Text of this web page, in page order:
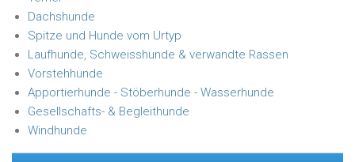
Dachshunde
Spitze und Hunde vom Urtyp
Laufhunde, Schweisshunde & verwandte Rassen
Vorstehhunde
Apportierhunde - Stöberhunde - Wasserhunde
Gesellschafts- & Begleithunde
Windhunde